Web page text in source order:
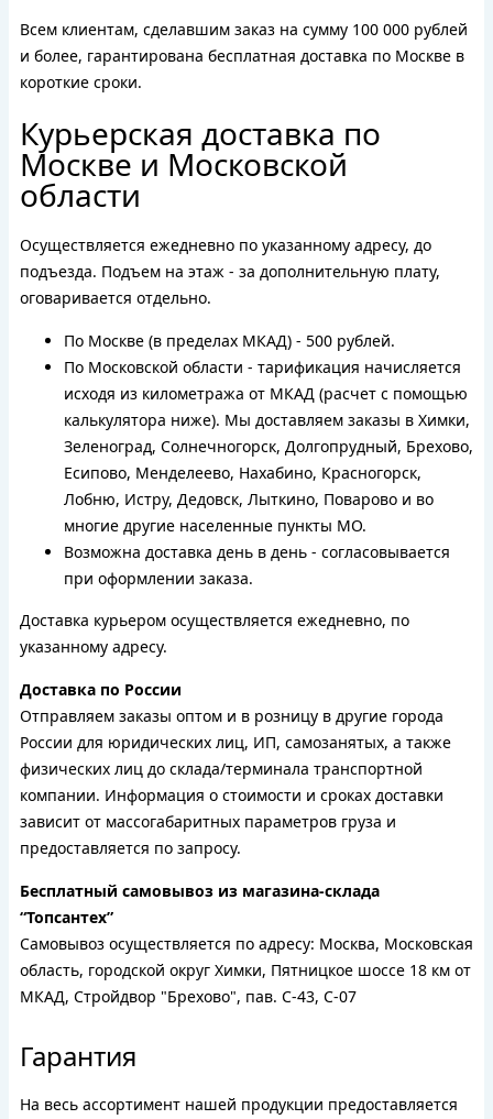
Всем клиентам, сделавшим заказ на сумму 100 000 рублей
и более, гарантирована бесплатная доставка по Москве в
короткие сроки.
Курьерская доставка по
Москве и Московской
области
Осуществляется ежедневно по указанному адресу, до
подъезда. Подъем на этаж - за дополнительную плату,
оговаривается отдельно.
По Москве (в пределах МКАД) - 500 рублей.
По Московской области - тарификация начисляется
исходя из километража от МКАД (расчет с помощью
калькулятора ниже). Мы доставляем заказы в Химки,
Зеленоград, Солнечногорск, Долгопрудный, Брехово,
Есипово, Менделеево, Нахабино, Красногорск,
Лобню, Истру, Дедовск, Лыткино, Поварово и во
многие другие населенные пункты МО.
Возможна доставка день в день - согласовывается
при оформлении заказа.
Доставка курьером осуществляется ежедневно, по
указанному адресу.
Доставка по России
Отправляем заказы оптом и в розницу в другие города
России для юридических лиц, ИП, самозанятых, а также
физических лиц до склада/терминала транспортной
компании. Информация о стоимости и сроках доставки
зависит от массогабаритных параметров груза и
предоставляется по запросу.
Бесплатный самовывоз из магазина-склада
“Топсантех”
Самовывоз осуществляется по адресу: Москва, Московская
область, городской округ Химки, Пятницкое шоссе 18 км от
МКАД, Стройдвор "Брехово", пав. С-43, С-07
Гарантия
На весь ассортимент нашей продукции предоставляется